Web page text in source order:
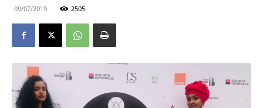
09/07/2019 2505